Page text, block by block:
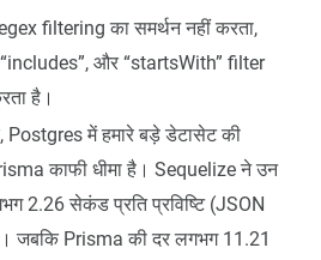
filtering का समर्थन नहीं करता,
और “startsWith” filter
है।
Postgres में हमारे बड़े डेटासेट की
काफी धीमा है। Sequelize ने उन
2.26 सेकंड प्रति प्रविष्टि (JSON
जबकि Prisma की दर लगभग 11.21